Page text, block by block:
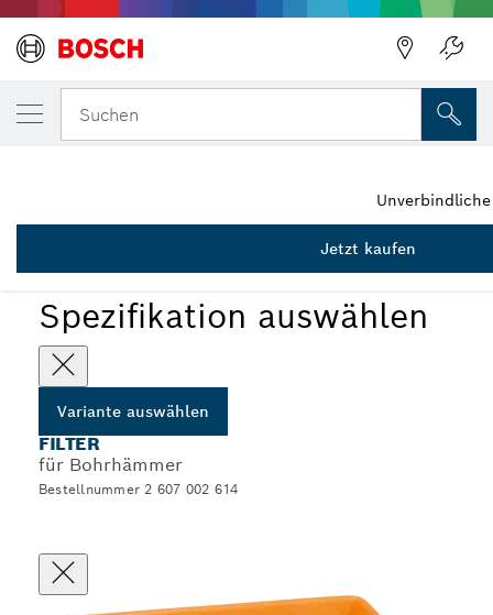
Suchen
Spezifikation auswählen
Variante auswählen
FILTER
für Bohrhämmer
Bestellnummer 2 607 002 614
DEINE AUSGEWÄHLTE VARIANTE
Filter
2 607 002 614
Jetzt kaufen